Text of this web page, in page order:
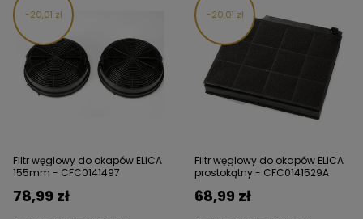
20,01 zł
Filtr węglowy do okapów ELICA
155mm - CFC0141497
78,99 zł
20,01 zł
Filtr węglowy do okapów ELICA
prostokątny - CFC0141529A
68,99 zł